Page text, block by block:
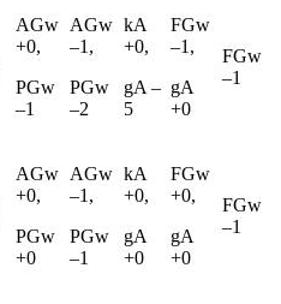
AGw
+0,
PGw
–1
AGw
–1,
PGw
–2
kA
+0,
gA –
5
FGw
–1,
gA
+0
FGw
–1
AGw
+0,
PGw
+0
AGw
–1,
PGw
–1
kA
+0,
gA
+0
FGw
+0,
gA
+0
FGw
–1